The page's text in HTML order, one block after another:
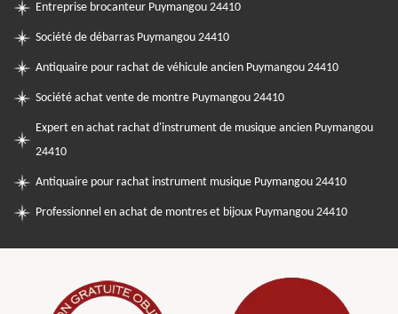
Entreprise brocanteur Puymangou 24410
Société de débarras Puymangou 24410
Antiquaire pour rachat de véhicule ancien Puymangou 24410
Société achat vente de montre Puymangou 24410
Expert en achat rachat d'instrument de musique ancien Puymangou
24410
Antiquaire pour rachat instrument musique Puymangou 24410
Professionnel en achat de montres et bijoux Puymangou 24410